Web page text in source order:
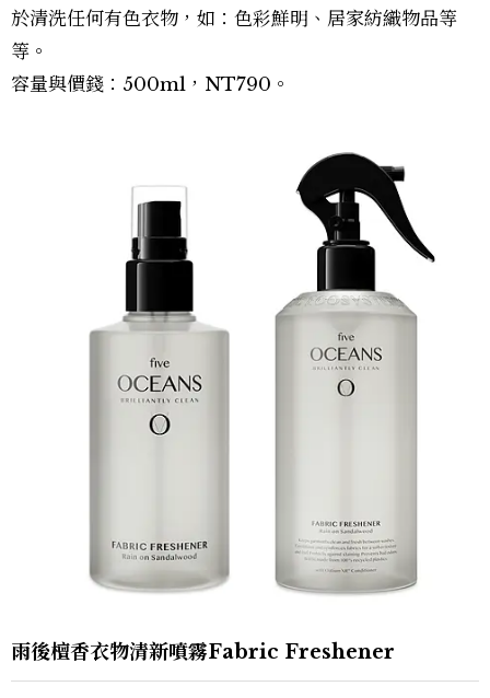
於清洗任何有色衣物，如：色彩鮮明、居家紡織物品等
等。
容量與價錢：500ml，NT790。
雨後檀香衣物清新噴霧Fabric Freshener